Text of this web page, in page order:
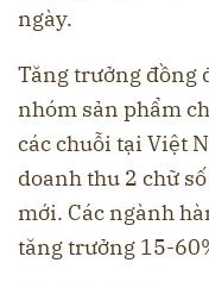
ngày.
Tăng trưởng đồng
nhóm sản phẩm
các chuỗi tại Việt
doanh thu 2 chữ
mới. Các ngành
tăng trưởng 15-